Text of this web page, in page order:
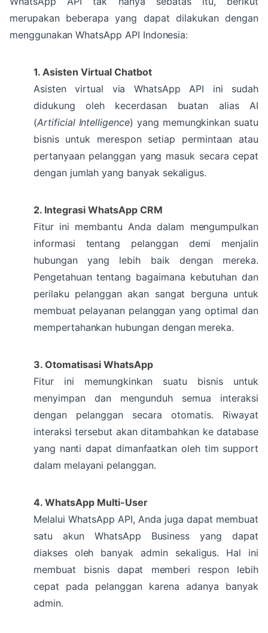
merupakan beberapa yang dapat dilakukan dengan
menggunakan WhatsApp API Indonesia:
1. Asisten Virtual Chatbot
Asisten virtual via WhatsApp API ini sudah
didukung oleh kecerdasan buatan alias AI
(Artificial Intelligence) yang memungkinkan suatu
bisnis untuk merespon setiap permintaan atau
pertanyaan pelanggan yang masuk secara cepat
dengan jumlah yang banyak sekaligus.
2. Integrasi WhatsApp CRM
Fitur ini membantu Anda dalam mengumpulkan
informasi tentang pelanggan demi menjalin
hubungan yang lebih baik dengan mereka.
Pengetahuan tentang bagaimana kebutuhan dan
perilaku pelanggan akan sangat berguna untuk
membuat pelayanan pelanggan yang optimal dan
mempertahankan hubungan dengan mereka.
3. Otomatisasi WhatsApp
Fitur ini memungkinkan suatu bisnis untuk
menyimpan dan mengunduh semua interaksi
dengan pelanggan secara otomatis. Riwayat
interaksi tersebut akan ditambahkan ke database
yang nanti dapat dimanfaatkan oleh tim support
dalam melayani pelanggan.
4. WhatsApp Multi-User
Melalui WhatsApp API, Anda juga dapat membuat
satu akun WhatsApp Business yang dapat
diakses oleh banyak admin sekaligus. Hal ini
membuat bisnis dapat memberi respon lebih
cepat pada pelanggan karena adanya banyak
admin.